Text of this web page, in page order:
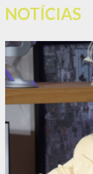
NOTÍCIAS